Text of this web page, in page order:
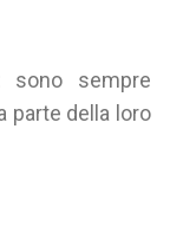
sono sempre
parte della loro